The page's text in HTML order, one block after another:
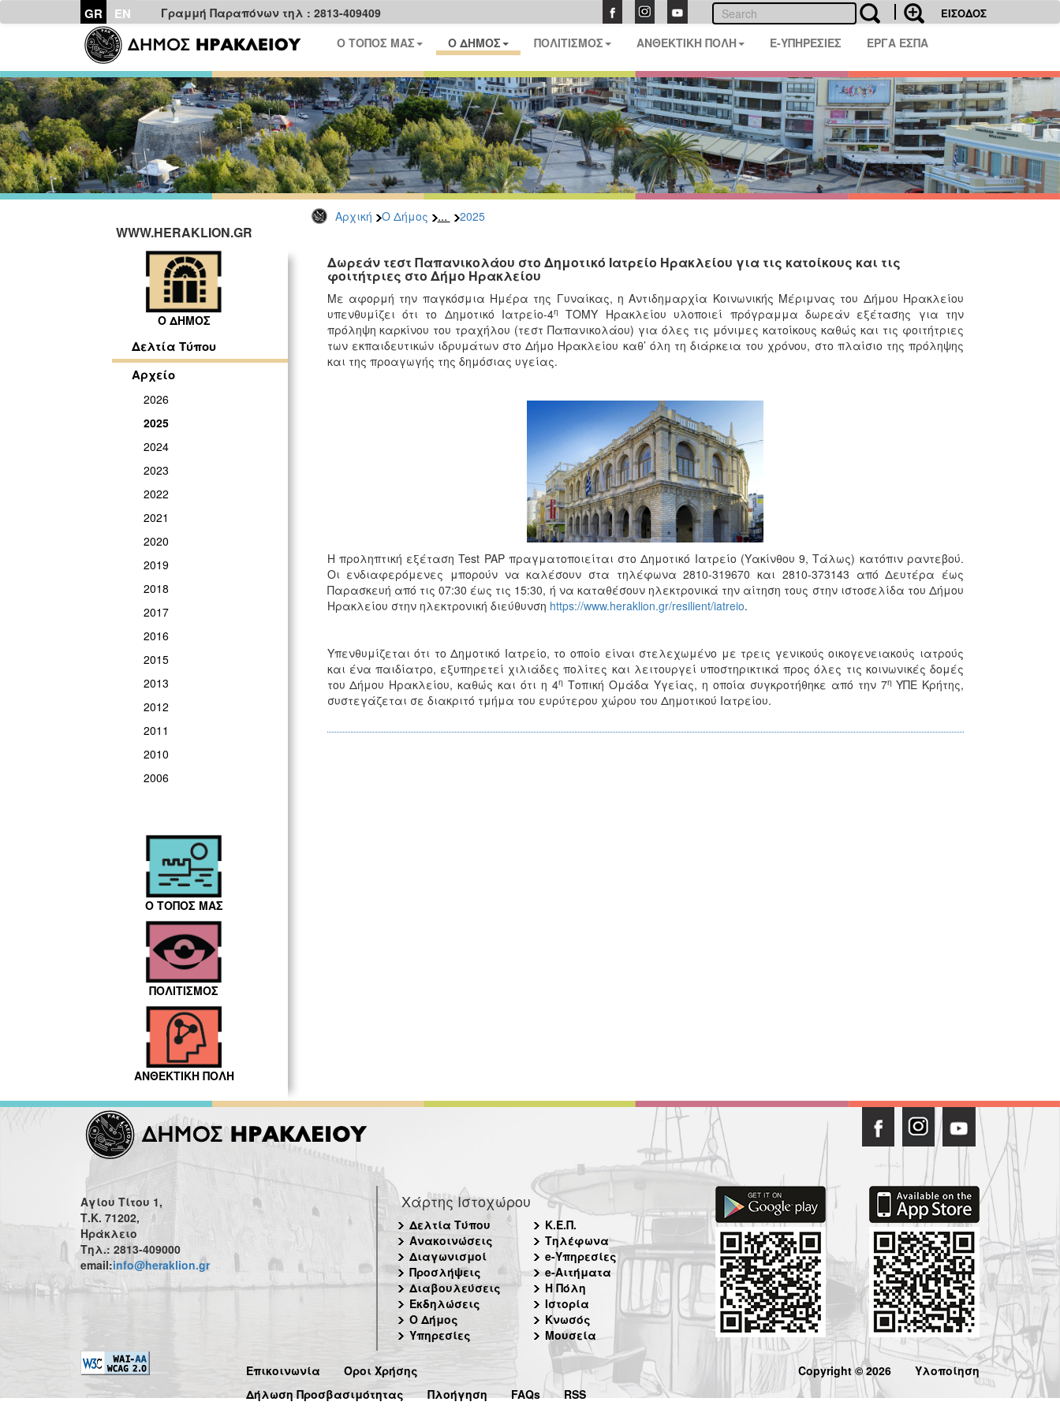
GR EN Γραμμή Παραπόνων τηλ : 2813-409409 ΕΙΣΟΔΟΣ
Ο ΤΟΠΟΣ ΜΑΣ Ο ΔΗΜΟΣ ΠΟΛΙΤΙΣΜΟΣ ΑΝΘΕΚΤΙΚΗ ΠΟΛΗ E-ΥΠΗΡΕΣΙΕΣ ΕΡΓΑ ΕΣΠΑ
Αρχική Ο Δήμος ... 2025
WWW.HERAKLION.GR
Ο ΔΗΜΟΣ
Δελτία Τύπου
Αρχείο
2026
2025
2024
2023
2022
2021
2020
2019
2018
2017
2016
2015
2013
2012
2011
2010
2006
Ο ΤΟΠΟΣ ΜΑΣ
ΠΟΛΙΤΙΣΜΟΣ
ΑΝΘΕΚΤΙΚΗ ΠΟΛΗ
Δωρεάν τεστ Παπανικολάου στο Δημοτικό Ιατρείο Ηρακλείου για τις κατοίκους και τις
φοιτήτριες στο Δήμο Ηρακλείου
Με αφορμή την παγκόσμια Ημέρα της Γυναίκας, η Αντιδημαρχία Κοινωνικής Μέριμνας του Δήμου Ηρακλείου
υπενθυμίζει ότι το Δημοτικό Ιατρείο-4η
ΤΟΜΥ Ηρακλείου υλοποιεί πρόγραμμα δωρεάν εξέτασης για την
πρόληψη καρκίνου του τραχήλου (τεστ Παπανικολάου) για όλες τις μόνιμες κατοίκους καθώς και τις φοιτήτριες
των εκπαιδευτικών ιδρυμάτων στο Δήμο Ηρακλείου καθ’ όλη τη διάρκεια του χρόνου, στο πλαίσιο της πρόληψης
και της προαγωγής της δημόσιας υγείας.
Η προληπτική εξέταση Test PAP πραγματοποιείται στο Δημοτικό Ιατρείο (Υακίνθου 9, Τάλως) κατόπιν ραντεβού.
Οι ενδιαφερόμενες μπορούν να καλέσουν στα τηλέφωνα 2810-319670 και 2810-373143 από Δευτέρα έως
Παρασκευή από τις 07:30 έως τις 15:30, ή να καταθέσουν ηλεκτρονικά την αίτηση τους στην ιστοσελίδα του Δήμου
Ηρακλείου στην ηλεκτρονική διεύθυνση https://www.heraklion.gr/resilient/iatreio.
Υπενθυμίζεται ότι το Δημοτικό Ιατρείο, το οποίο είναι στελεχωμένο με τρεις γενικούς οικογενειακούς ιατρούς
και ένα παιδίατρο, εξυπηρετεί χιλιάδες πολίτες και λειτουργεί υποστηρικτικά προς όλες τις κοινωνικές δομές
του Δήμου Ηρακλείου, καθώς και ότι η 4η Τοπική Ομάδα Υγείας, η οποία συγκροτήθηκε από την 7ηΥΠΕ Κρήτης,
συστεγάζεται σε διακριτό τμήμα του ευρύτερου χώρου του Δημοτικού Ιατρείου.
Αγίου Τίτου 1,
Τ.Κ. 71202,
Ηράκλειο
Τηλ.: 2813-409000
email:info@heraklion.gr
Χάρτης Ιστοχώρου
Δελτία Τύπου
Ανακοινώσεις
Διαγωνισμοί
Προσλήψεις
Διαβουλεύσεις
Εκδηλώσεις
Ο Δήμος
Υπηρεσίες
Κ.Ε.Π.
Τηλέφωνα
e-Υπηρεσίες
e-Αιτήματα
Η Πόλη
Ιστορία
Κνωσός
Μουσεία
Επικοινωνία
Όροι Χρήσης
Δήλωση Προσβασιμότητας
Πλοήγηση FAQs RSS
Copyright © 2026 Υλοποίηση